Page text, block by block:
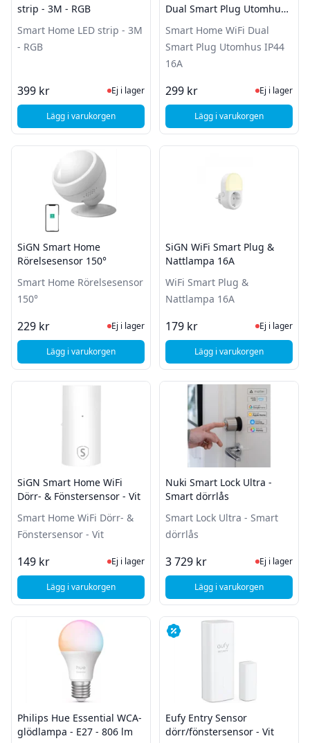
strip - 3M - RGB
Smart Home LED strip - 3M
- RGB
399 kr Ej i lager, besök produktsidan för
Ej i lager
Lägg i varukorgen, Deltaco Smart Home LED strip - 3M - RGB
Dual Smart Plug Utomhus
Smart Home WiFi Dual
Smart Plug Utomhus IP44
16A
299 kr Ej i lager,
Ej i lager
Lägg i varukorgen, SiGN Smart Home
SiGN Smart Home
Rörelsesensor 150°
Smart Home Rörelsesensor
150°
229 kr Ej i lager, besök produktsidan för
Ej i lager
Lägg i varukorgen, SiGN Smart Home Rörelsesensor 150°
SiGN WiFi Smart Plug &
Nattlampa 16A
WiFi Smart Plug &
Nattlampa 16A
179 kr Ej i lager,
Ej i lager
Lägg i varukorgen, SiGN WiFi Smart
SiGN Smart Home WiFi
Dörr- & Fönstersensor - Vit
Smart Home WiFi Dörr- &
Fönstersensor - Vit
149 kr Ej i lager, besök produktsidan för
Ej i lager
Lägg i varukorgen, SiGN Smart Home WiFi Dörr- & Fönstersensor - Vit
Nuki Smart Lock Ultra -
Smart dörrlås
Smart Lock Ultra - Smart
dörrlås
3 729 kr Ej i lager,
Ej i lager
Lägg i varukorgen, Nuki Smart Lock
Philips Hue Essential WCA-
glödlampa - E27 - 806 lm
Eufy Entry Sensor
dörr/fönstersensor - Vit